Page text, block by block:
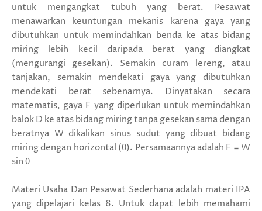
untuk mengangkat tubuh yang berat. Pesawat
menawarkan keuntungan mekanis karena gaya yang
dibutuhkan untuk memindahkan benda ke atas bidang
miring lebih kecil daripada berat yang diangkat
(mengurangi gesekan). Semakin curam lereng, atau
tanjakan, semakin mendekati gaya yang dibutuhkan
mendekati berat sebenarnya. Dinyatakan secara
matematis, gaya F yang diperlukan untuk memindahkan
balok D ke atas bidang miring tanpa gesekan sama dengan
beratnya W dikalikan sinus sudut yang dibuat bidang
miring dengan horizontal (θ). Persamaannya adalah F = W
sin θ
Materi Usaha Dan Pesawat Sederhana adalah materi IPA
yang dipelajari kelas 8. Untuk dapat lebih memahami